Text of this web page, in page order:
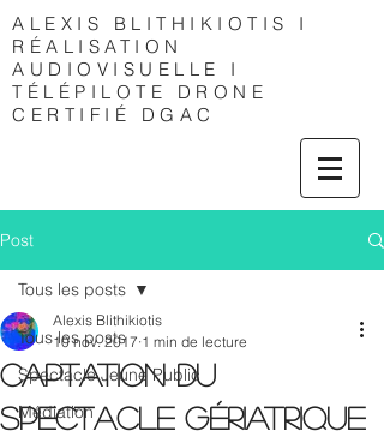
ALEXIS BLITHIKIOTIS I
RÉALISATION
AUDIOVISUELLE I
TÉLÉPILOTE DRONE
CERTIFIÉ DGAC
Post
Tous les posts
Spectacle Jeune Public
Médiation
Tous les posts
Captation du
Spectacle Gériatrique
Alexis Blithikiotis
10 nov. 2017 1 min de lecture